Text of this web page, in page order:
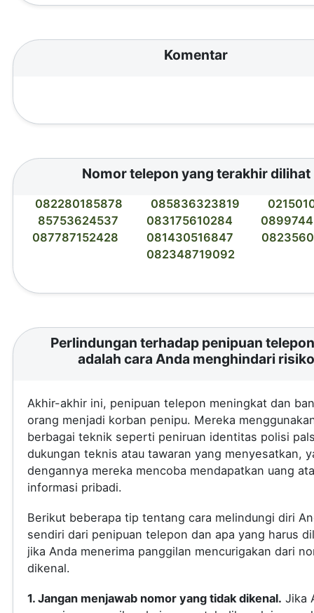
Komentar
Nomor telepon yang terakhir dilihat
082280185878 085836323819
85753624537
083175610284
087787152428
081430516847
082348719092
Perlindungan terhadap penipuan
adalah cara Anda menghindari risiko
Akhir-akhir ini, penipuan telepon meningkat dan
orang menjadi korban penipu. Mereka
berbagai teknik seperti peniruan identitas polisi
dukungan teknis atau tawaran yang menyesatkan,
dengannya mereka mencoba mendapatkan uang
informasi pribadi.
Berikut beberapa tip tentang cara melindungi diri
sendiri dari penipuan telepon dan apa yang harus
jika Anda menerima panggilan mencurigakan dari
dikenal.
1. Jangan menjawab nomor yang tidak dikenal. Jika